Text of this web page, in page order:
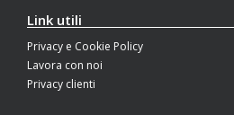
Link utili
Privacy e Cookie Policy
Lavora con noi
Privacy clienti